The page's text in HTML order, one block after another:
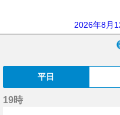
2026年8月
平日
19時